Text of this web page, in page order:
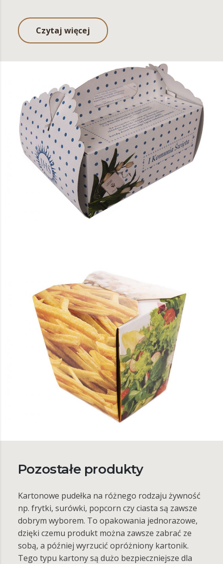
Czytaj więcej
Pozostałe produkty
Kartonowe pudełka na różnego rodzaju żywność
np. frytki, surówki, popcorn czy ciasta są zawsze
dobrym wyborem. To opakowania jednorazowe,
dzięki czemu produkt można zawsze zabrać ze
sobą, a później wyrzucić opróżniony kartonik.
Tego typu kartony są dużo bezpieczniejsze dla